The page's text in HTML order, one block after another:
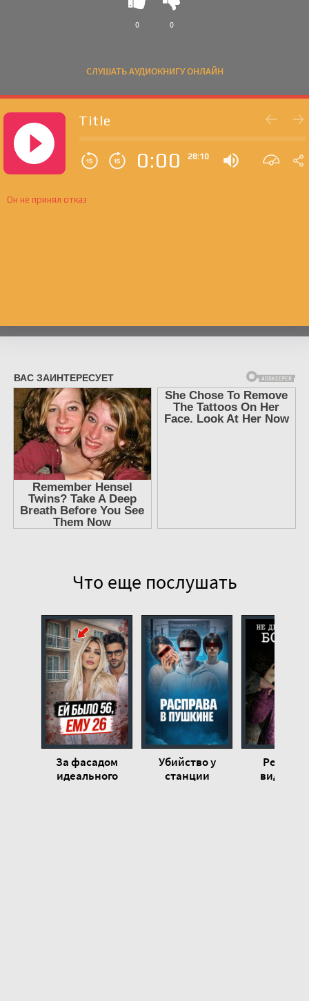
СЛУШАТЬ АУДИОКНИГУ ОНЛАЙН
0 0
Title
0:00 28:10
Он не принял отказ
Что еще послушать
За фасадом
идеального
Убийство у
станции